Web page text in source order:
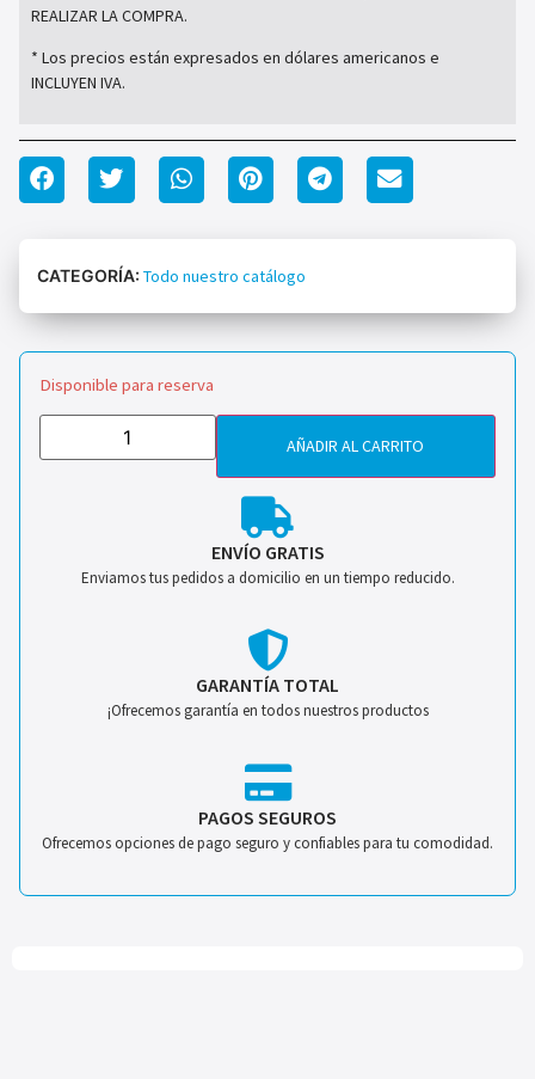
REALIZAR LA COMPRA.
* Los precios están expresados en dólares americanos e
INCLUYEN IVA.
CATEGORÍA: Todo nuestro catálogo
Disponible para reserva
AÑADIR AL CARRITO
ENVÍO GRATIS
Enviamos tus pedidos a domicilio en un tiempo reducido.
GARANTÍA TOTAL
¡Ofrecemos garantía en todos nuestros productos
PAGOS SEGUROS
Ofrecemos opciones de pago seguro y confiables para tu comodidad.